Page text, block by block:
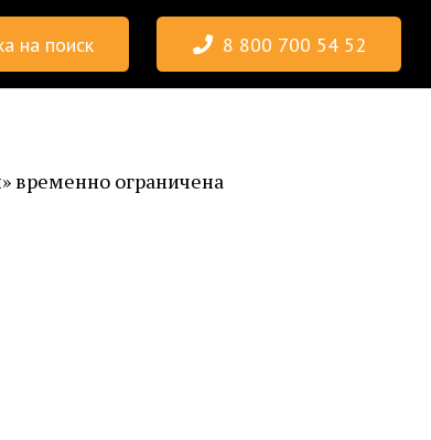
на поиск 8 800 700 54 52
временно ограничена